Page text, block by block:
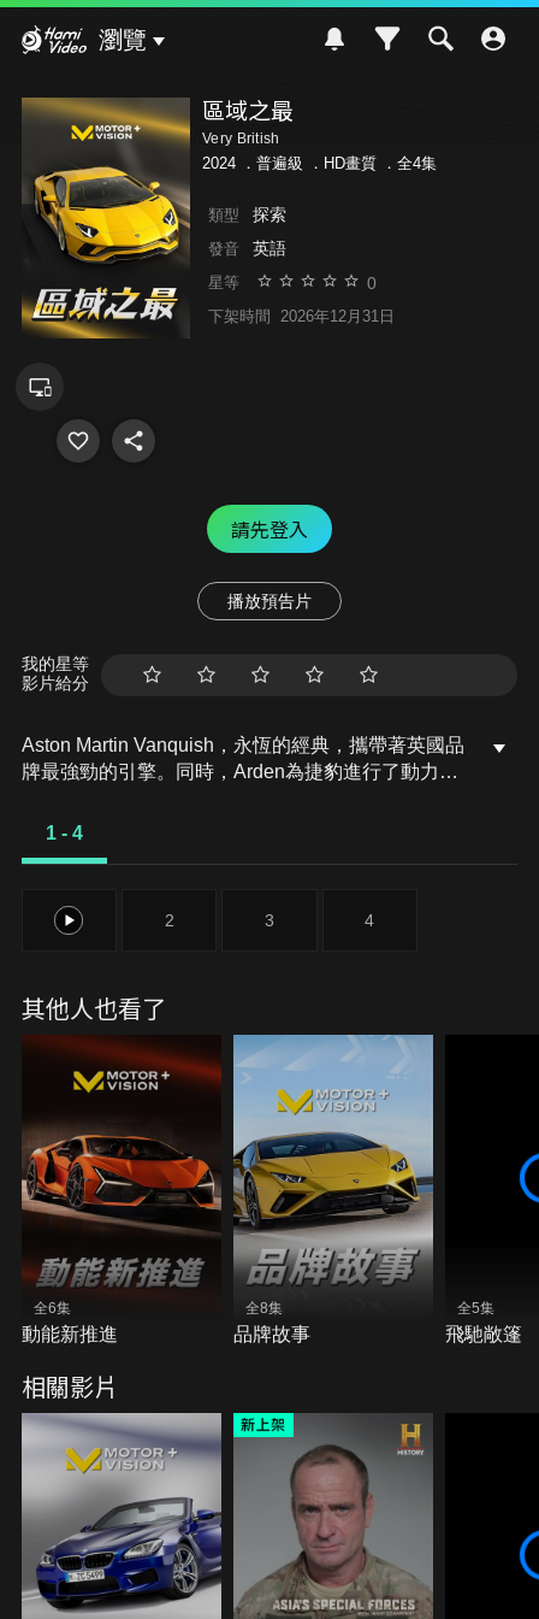
瀏覽
區域之最
Very British
2024 ． 普遍級 ．HD畫質 ．全4集
類型 探索
發音 英語
星等 0
下架時間 2026年12月31日
請先登入
播放預告片
我的星等
影片給分
Aston Martin Vanquish，永恆的經典，攜帶著英國品
牌最強勁的引擎。同時，Arden為捷豹進行了動力升
Morgan AR P4敞篷跑車，融合了英倫傳統與現代技
1 - 4
1 2 3 4
其他人也看了
全6集
動能新推進
全8集
品牌故事
全5集
飛馳敞篷
相關影片